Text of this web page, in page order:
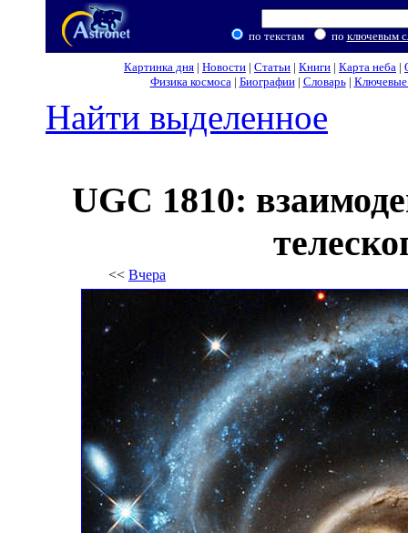
по текстам по ключевым
Картинка дня | Новости | Статьи | Книги | Карта неба |
Физика космоса| Биографии| Словарь| Ключевые
Найти выделенное
UGC 1810:
<< Вчера